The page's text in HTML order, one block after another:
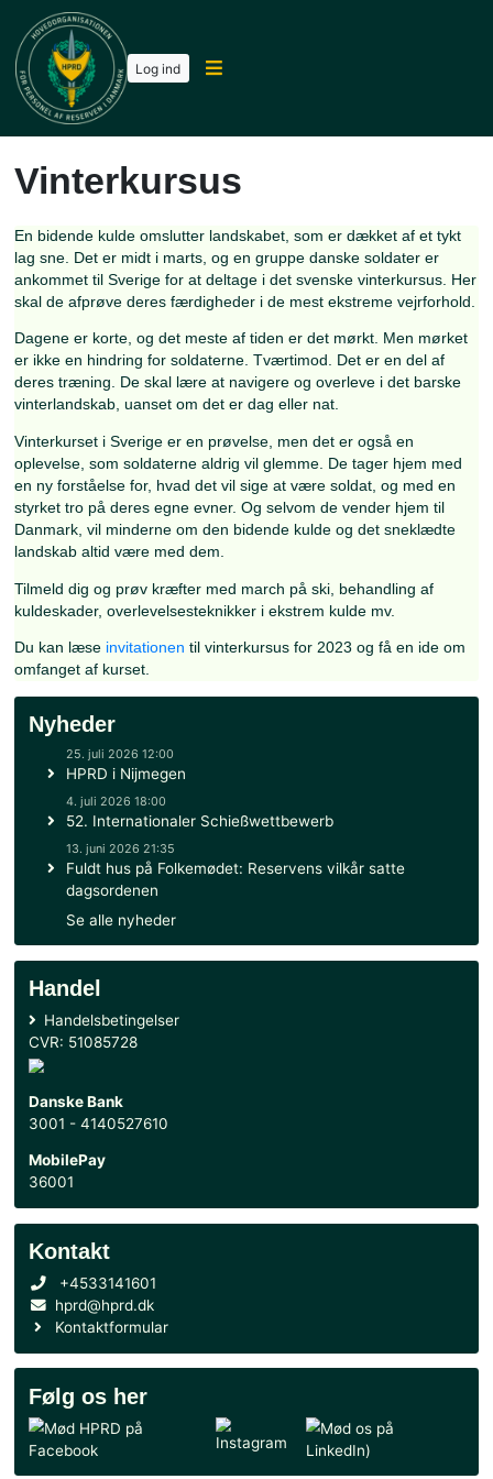
Log ind
En bidende kulde omslutter landskabet, som er dækket af
lag sne. Det er midt i marts, og en gruppe danske
ankommet til Sverige for at deltage i det svenske
skal de afprøve deres færdigheder i de mest ekstreme
Dagene er korte, og det meste af tiden er det mørkt. Men
deres træning. De skal lære at navigere og overleve i det
vinterlandskab, uanset om det er dag eller nat.
Vinterkurset i Sverige er en prøvelse, men det er også en
oplevelse, som soldaterne aldrig vil glemme. De tager
styrket tro på deres egne evner. Og selvom de vender
Danmark, vil minderne om den bidende kulde og det
landskab altid være med dem.
Tilmeld dig og prøv kræfter med march på ski, behandling
kuldeskader, overlevelsesteknikker i ekstrem kulde mv.
Du kan læseinvitationen
omfanget af kurset.
Nyheder
25. juli 2026 12:00
HPRD i Nijmegen
4. juli 2026 18:00
52. Internationaler Schießwettbewerb
13. juni 2026 21:35
Fuldt hus på Folkemødet: Reservens vilkår satte
dagsordenen
Handel
CVR: 51085728
Danske Bank
3001 - 4140527610
MobilePay
36001
Kontakt